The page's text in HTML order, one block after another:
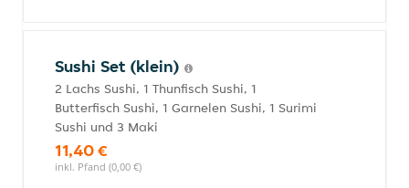
Sushi Set (klein)
2 Lachs Sushi, 1 Thunfisch Sushi, 1
Butterfisch Sushi, 1 Garnelen Sushi, 1 Surimi
Sushi und 3 Maki
11,40 €
inkl. Pfand (0,00 €)